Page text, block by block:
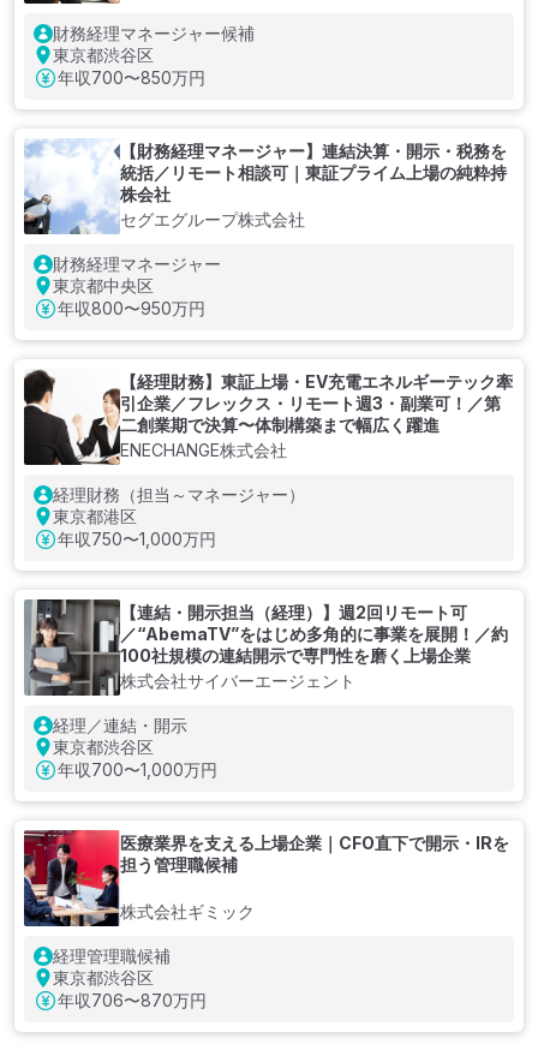
財務経理マネージャー候補
東京都渋谷区
年収700〜850万円
【財務経理マネージャー】連結決算・開示・税務を
統括／リモート相談可｜東証プライム上場の純粋持
株会社
セグエグループ株式会社
財務経理マネージャー
東京都中央区
年収800〜950万円
【経理財務】東証上場・EV充電エネルギーテック牽
引企業／フレックス・リモート週3・副業可！／第
二創業期で決算〜体制構築まで幅広く躍進
ENECHANGE株式会社
経理財務（担当～マネージャー）
東京都港区
年収750〜1,000万円
【連結・開示担当（経理）】週2回リモート可
／“AbemaTV”をはじめ多角的に事業を展開！／約
100社規模の連結開示で専門性を磨く上場企業
株式会社サイバーエージェント
経理／連結・開示
東京都渋谷区
年収700〜1,000万円
医療業界を支える上場企業｜CFO直下で開示・IRを
担う管理職候補
株式会社ギミック
経理管理職候補
東京都渋谷区
年収706〜870万円